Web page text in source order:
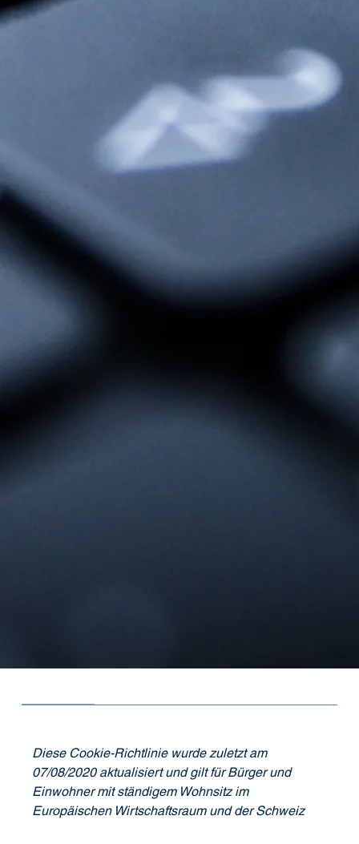
Diese Cookie-Richtlinie wurde zuletzt am
07/08/2020 aktualisiert und gilt für Bürger und
Einwohner mit ständigem Wohnsitz im
Europäischen Wirtschaftsraum und der Schweiz